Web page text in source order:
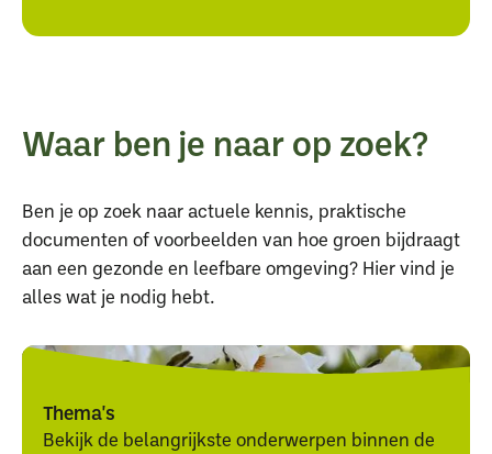
Waar ben je naar op zoek?
Ben je op zoek naar actuele kennis, praktische
documenten of voorbeelden van hoe groen bijdraagt
aan een gezonde en leefbare omgeving? Hier vind je
alles wat je nodig hebt.
Thema's
Bekijk de belangrijkste onderwerpen binnen de